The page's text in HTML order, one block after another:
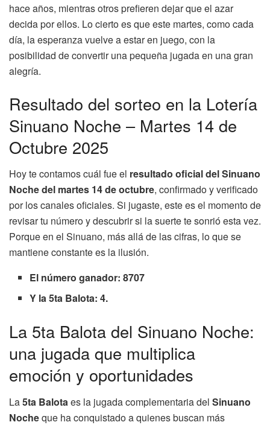
hace años, mientras otros prefieren dejar que el azar
decida por ellos. Lo cierto es que este martes, como cada
día, la esperanza vuelve a estar en juego, con la
posibilidad de convertir una pequeña jugada en una gran
alegría.
Resultado del sorteo en la Lotería
Sinuano Noche – Martes 14 de
Octubre 2025
Hoy te contamos cuál fue el resultado oficial del Sinuano
Noche del martes 14 de octubre, confirmado y verificado
por los canales oficiales. Si jugaste, este es el momento de
revisar tu número y descubrir si la suerte te sonrió esta vez.
Porque en el Sinuano, más allá de las cifras, lo que se
mantiene constante es la ilusión.
El número ganador: 8707
Y la 5ta Balota: 4.
La 5ta Balota del Sinuano Noche:
una jugada que multiplica
emoción y oportunidades
La5ta Balotaes la jugada complementaria del Sinuano
Nocheque ha conquistado a quienes buscan más